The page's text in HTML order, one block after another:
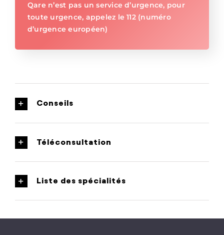
Qare n’est pas un service d’urgence, pour
toute urgence, appelez le 112 (numéro
d’urgence européen)
Conseils
Téléconsultation
Liste des spécialités